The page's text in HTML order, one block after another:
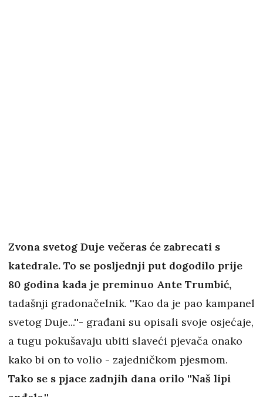
Zvona svetog Duje večeras će zabrecati s
katedrale. To se posljednji put dogodilo prije
80 godina kada je preminuo Ante Trumbić,
tadašnji gradonačelnik. ''Kao da je pao kampanel
svetog Duje...''- građani su opisali svoje osjećaje,
a tugu pokušavaju ubiti slaveći pjevača onako
kako bi on to volio - zajedničkom pjesmom.
Tako se s pjace zadnjih dana orilo ''Naš lipi